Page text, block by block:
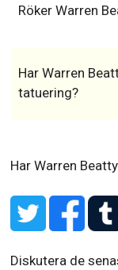
Röker Warren
Har Warren
tatuering?
Har Warren
Diskutera de